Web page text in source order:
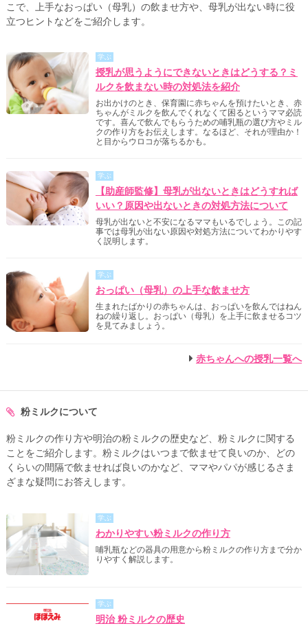
こで、上手なおっぱい（母乳）の飲ませ方や、母乳が出ない時に役
立つヒントなどをご紹介します。
学ぶ
授乳が思うようにできないときはどうする？ミ
ルクを飲まない時の対処法を紹介
お出かけのとき、保育園に赤ちゃんを預けたいとき、赤
ちゃんがミルクを飲んでくれなくて困るというママ必読
です。喜んで飲んでもらうための哺乳瓶の選び方やミル
クの作り方をお伝えします。なるほど、それが理由か！
と目からウロコが落ちるかも。
学ぶ
【助産師監修】母乳が出ないときはどうすれば
いい？原因や出ないときの対処方法について
母乳が出ないと不安になるママもいるでしょう。この記
事では母乳が出ない原因や対処方法についてわかりやす
く説明します。
学ぶ
おっぱい（母乳）の上手な飲ませ方
生まれたばかりの赤ちゃんは、おっぱいを飲んではねん
ねの繰り返し。おっぱい（母乳）を上手に飲ませるコツ
を見てみましょう。
赤ちゃんへの授乳一覧へ
粉ミルクについて
粉ミルクの作り方や明治の粉ミルクの歴史など、粉ミルクに関する
ことをご紹介します。粉ミルクはいつまで飲ませて良いのか、どの
くらいの間隔で飲ませれば良いのかなど、ママやパパが感じるさま
ざまな疑問にお答えします。
学ぶ
わかりやすい粉ミルクの作り方
哺乳瓶などの器具の用意から粉ミルクの作り方まで分か
りやすく解説します。
学ぶ
明治 粉ミルクの歴史